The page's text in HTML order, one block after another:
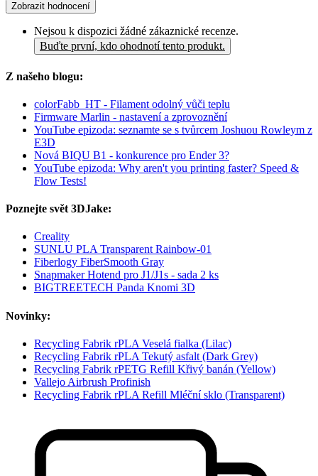
Zobrazit hodnocení
Nejsou k dispozici žádné zákaznické recenze.
Buďte první, kdo ohodnotí tento produkt.
Z našeho blogu:
colorFabb_HT - Filament odolný vůči teplu
Firmware Marlin - nastavení a zprovoznění
YouTube epizoda: seznamte se s tvůrcem Joshuou Rowleym z
E3D
Nová BIQU B1 - konkurence pro Ender 3?
YouTube epizoda: Why aren't you printing faster? Speed &
Flow Tests!
Poznejte svět 3DJake:
Creality
SUNLU PLA Transparent Rainbow-01
Fiberlogy FiberSmooth Gray
Snapmaker Hotend pro J1/J1s - sada 2 ks
BIGTREETECH Panda Knomi 3D
Novinky:
Recycling Fabrik rPLA Veselá fialka (Lilac)
Recycling Fabrik rPLA Tekutý asfalt (Dark Grey)
Recycling Fabrik rPETG Refill Křivý banán (Yellow)
Vallejo Airbrush Profinish
Recycling Fabrik rPLA Refill Mléční sklo (Transparent)